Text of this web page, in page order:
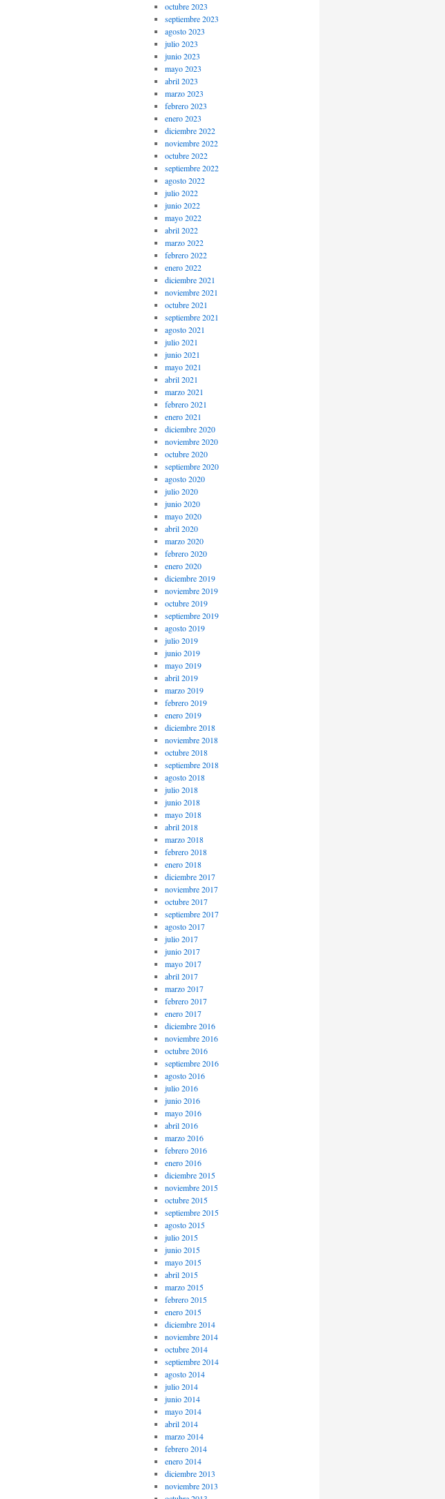
octubre 2023
septiembre 2023
agosto 2023
julio 2023
junio 2023
mayo 2023
abril 2023
marzo 2023
febrero 2023
enero 2023
diciembre 2022
noviembre 2022
octubre 2022
septiembre 2022
agosto 2022
julio 2022
junio 2022
mayo 2022
abril 2022
marzo 2022
febrero 2022
enero 2022
diciembre 2021
noviembre 2021
octubre 2021
septiembre 2021
agosto 2021
julio 2021
junio 2021
mayo 2021
abril 2021
marzo 2021
febrero 2021
enero 2021
diciembre 2020
noviembre 2020
octubre 2020
septiembre 2020
agosto 2020
julio 2020
junio 2020
mayo 2020
abril 2020
marzo 2020
febrero 2020
enero 2020
diciembre 2019
noviembre 2019
octubre 2019
septiembre 2019
agosto 2019
julio 2019
junio 2019
mayo 2019
abril 2019
marzo 2019
febrero 2019
enero 2019
diciembre 2018
noviembre 2018
octubre 2018
septiembre 2018
agosto 2018
julio 2018
junio 2018
mayo 2018
abril 2018
marzo 2018
febrero 2018
enero 2018
diciembre 2017
noviembre 2017
octubre 2017
septiembre 2017
agosto 2017
julio 2017
junio 2017
mayo 2017
abril 2017
marzo 2017
febrero 2017
enero 2017
diciembre 2016
noviembre 2016
octubre 2016
septiembre 2016
agosto 2016
julio 2016
junio 2016
mayo 2016
abril 2016
marzo 2016
febrero 2016
enero 2016
diciembre 2015
noviembre 2015
octubre 2015
septiembre 2015
agosto 2015
julio 2015
junio 2015
mayo 2015
abril 2015
marzo 2015
febrero 2015
enero 2015
diciembre 2014
noviembre 2014
octubre 2014
septiembre 2014
agosto 2014
julio 2014
junio 2014
mayo 2014
abril 2014
marzo 2014
febrero 2014
enero 2014
diciembre 2013
noviembre 2013